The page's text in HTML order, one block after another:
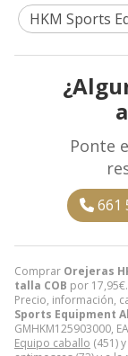
Comprar Orejeras
talla COB por 17,95€
Precio, información,
Sports Equipment
GMHKM125903000,
Equipo caballo (451) y
HKM Sports
Ponte
661